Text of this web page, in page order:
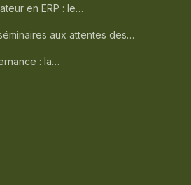
en ERP : le…
aux attentes des…
: la…